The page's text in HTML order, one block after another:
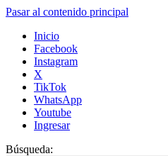
Pasar al contenido principal
Inicio
Facebook
Instagram
X
TikTok
WhatsApp
Youtube
Ingresar
Búsqueda: